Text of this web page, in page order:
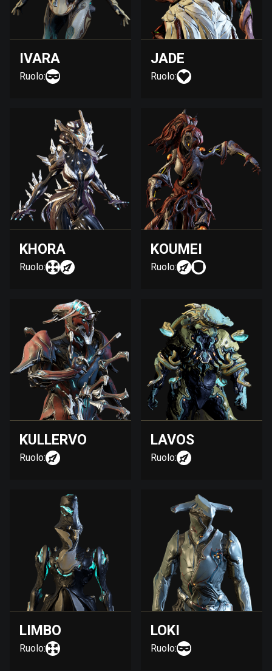
IVARA
Ruolo:
JADE
Ruolo:
KHORA
Ruolo:
KOUMEI
Ruolo:
KULLERVO
Ruolo:
LAVOS
Ruolo:
LIMBO
Ruolo:
LOKI
Ruolo: